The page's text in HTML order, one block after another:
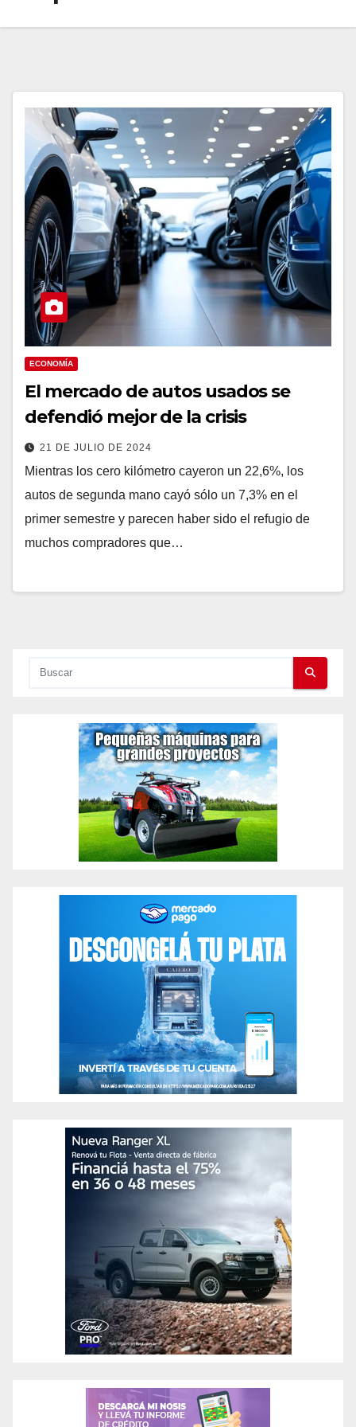
ECONOMÍA
El mercado de autos usados se
defendió mejor de la crisis
21 DE JULIO DE 2024
Mientras los cero kilómetro cayeron un 22,6%, los
autos de segunda mano cayó sólo un 7,3% en el
primer semestre y parecen haber sido el refugio de
muchos compradores que…